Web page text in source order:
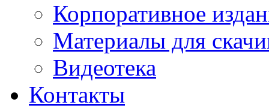
Корпоративное
Материалы для
Видеотека
Контакты